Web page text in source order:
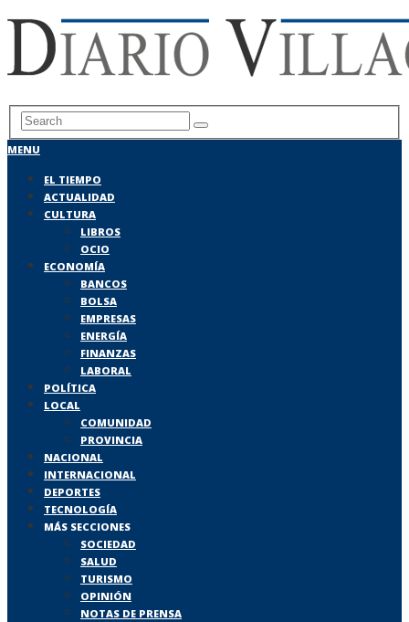
MENU
EL TIEMPO
ACTUALIDAD
CULTURA
LIBROS
OCIO
ECONOMÍA
BANCOS
BOLSA
EMPRESAS
ENERGÍA
FINANZAS
LABORAL
POLÍTICA
LOCAL
COMUNIDAD
PROVINCIA
NACIONAL
INTERNACIONAL
DEPORTES
TECNOLOGÍA
MÁS SECCIONES
SOCIEDAD
SALUD
TURISMO
OPINIÓN
NOTAS DE PRENSA